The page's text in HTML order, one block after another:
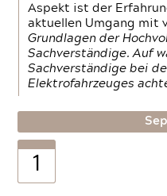
Aspekt ist der
aktuellen Umgang mit
Grundlagen der
Sachverständige. Auf
Sachverständige bei
Elektrofahrzeuges
1